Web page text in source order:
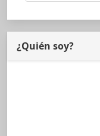
¿Quién soy?